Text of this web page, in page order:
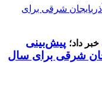
داد؛ پیش‌بینی
در آذربایجان شرقی برای سال